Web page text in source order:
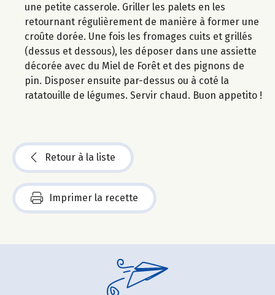
une petite casserole. Griller les palets en les
retournant régulièrement de manière à former une
croûte dorée. Une fois les fromages cuits et grillés
(dessus et dessous), les déposer dans une assiette
décorée avec du Miel de Forêt et des pignons de
pin. Disposer ensuite par-dessus ou à coté la
ratatouille de légumes. Servir chaud. Buon appetito !
Retour à la liste
Imprimer la recette